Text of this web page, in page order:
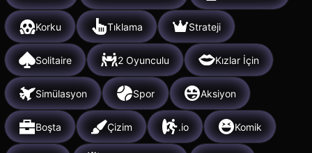
Korku Tıklama Strateji
Solitaire 2 Oyunculu Kızlar İçin
Simülasyon Spor Aksiyon
Boşta Çizim .io Komik